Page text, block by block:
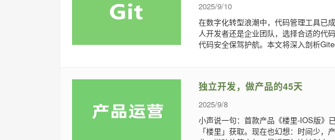
2025/9/10
在数字化转型浪潮中，代码管理工具已
人开发者还是企业团队，选择合适的代
代码安全保驾护航。本文将深入剖析
独立开发，做产品的45天
2025/9/8
小声说一句：首款产品《楼里-IOS版》
「楼里」获取。现在也幻想：时间少